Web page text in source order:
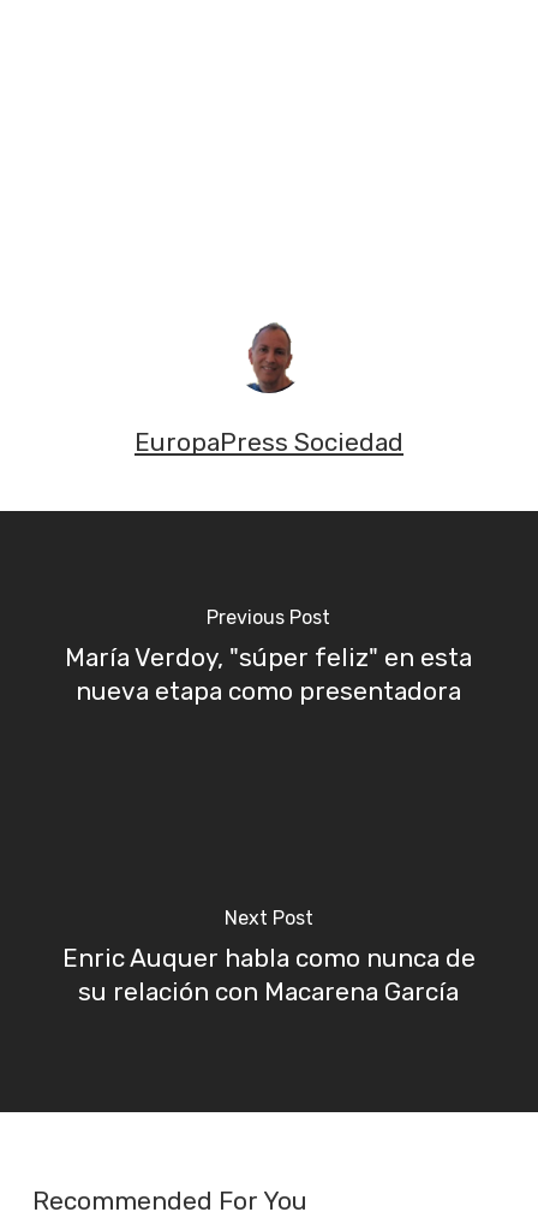
EuropaPress Sociedad
Previous Post
María Verdoy, "súper feliz" en esta
nueva etapa como presentadora
Next Post
Enric Auquer habla como nunca de
su relación con Macarena García
Recommended For You